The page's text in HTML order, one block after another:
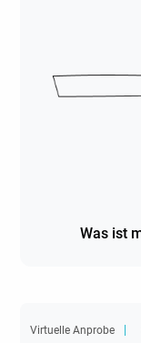
Was ist
Virtuelle Anprobe